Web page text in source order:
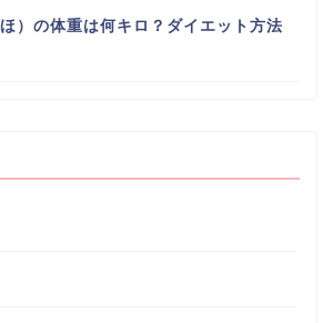
）の体重は何キロ？ダイエット方法